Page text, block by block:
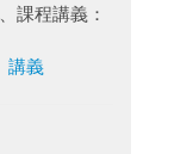
、課程講義：
、講義